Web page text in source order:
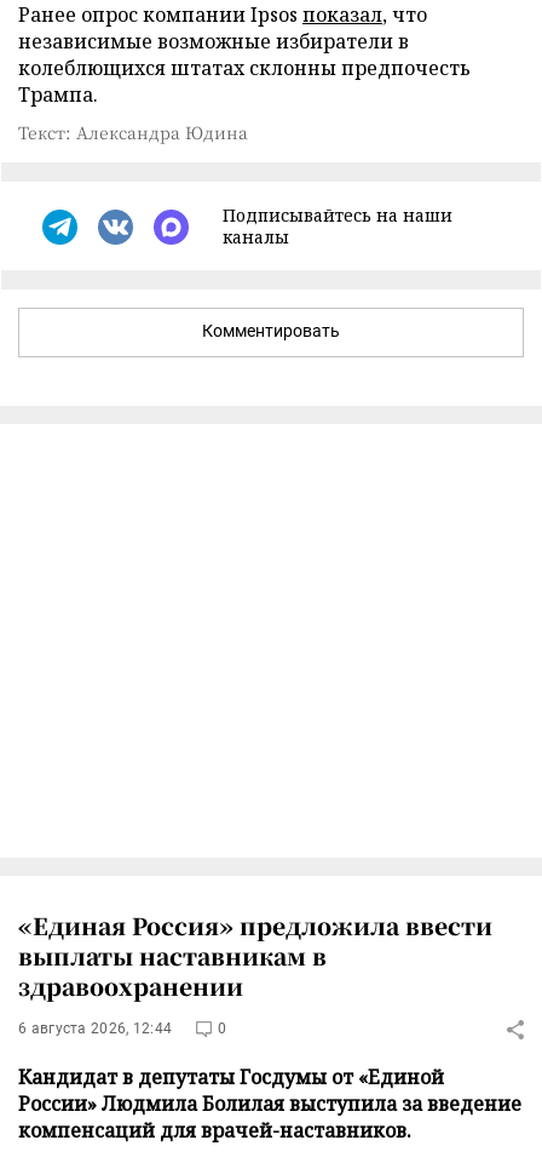
Ранее опрос компании Ipsos показал, что
независимые возможные избиратели в
колеблющихся штатах склонны предпочесть
Трампа.
Текст: Александра Юдина
Подписывайтесь на наши
каналы
Комментировать
«Единая Россия» предложила ввести
выплаты наставникам в
здравоохранении
6 августа 2026, 12:44 0
Кандидат в депутаты Госдумы от «Единой
России» Людмила Болилая выступила за введение
компенсаций для врачей-наставников.